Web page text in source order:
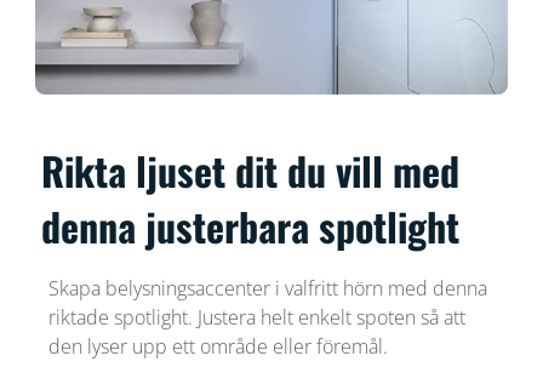
Rikta ljuset dit du vill med
denna justerbara spotlight
Skapa belysningsaccenter i valfritt hörn med denna
riktade spotlight. Justera helt enkelt spoten så att
den lyser upp ett område eller föremål.